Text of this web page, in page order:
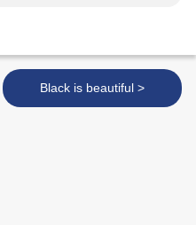
Black is beautiful >